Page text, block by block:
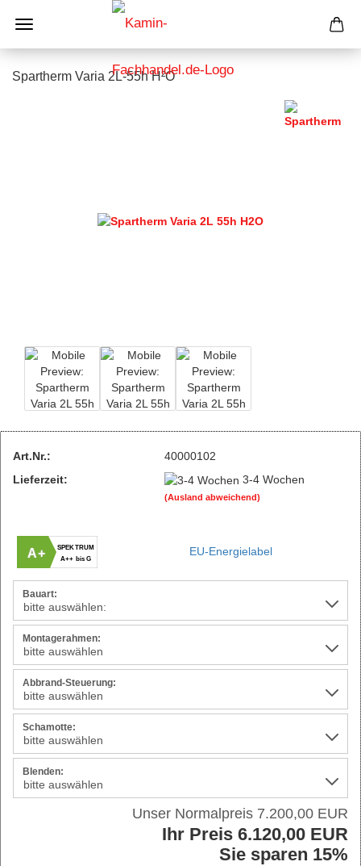
Spartherm Varia 2L-55h H²O
Art.Nr.:
40000102
Lieferzeit:
3-4 Wochen
(Ausland abweichend)
A+
SPEKTRUM
A++ bis G
EU-Energielabel
Bauart:
Montagerahmen:
Abbrand-Steuerung:
Schamotte:
Blenden:
Unser Normalpreis 7.200,00 EUR
Ihr Preis 6.120,00 EUR
Sie sparen 15%